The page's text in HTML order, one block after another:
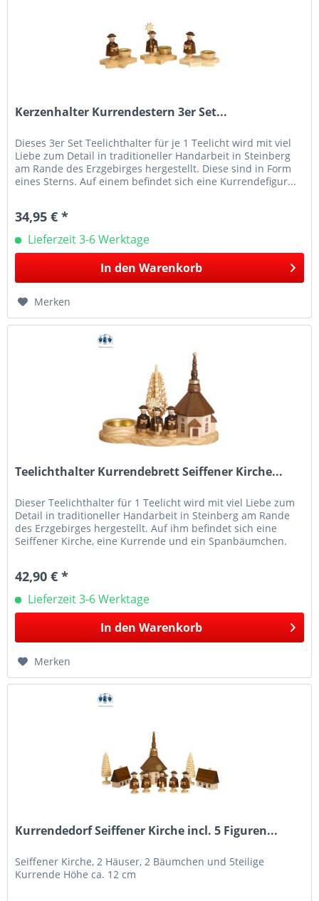
Kerzenhalter Kurrendestern 3er Set...
Dieses 3er Set Teelichthalter für je 1 Teelicht wird mit viel
Liebe zum Detail in traditioneller Handarbeit in Steinberg
am Rande des Erzgebirges hergestellt. Diese sind in Form
eines Sterns. Auf einem befindet sich eine Kurrendefigur...
34,95 € *
Lieferzeit 3-6 Werktage
In den Warenkorb
Merken
Teelichthalter Kurrendebrett Seiffener Kirche...
Dieser Teelichthalter für 1 Teelicht wird mit viel Liebe zum
Detail in traditioneller Handarbeit in Steinberg am Rande
des Erzgebirges hergestellt. Auf ihm befindet sich eine
Seiffener Kirche, eine Kurrende und ein Spanbäumchen.
42,90 € *
Lieferzeit 3-6 Werktage
In den Warenkorb
Merken
Kurrendedorf Seiffener Kirche incl. 5 Figuren...
Seiffener Kirche, 2 Häuser, 2 Bäumchen und 5teilige
Kurrende Höhe ca. 12 cm